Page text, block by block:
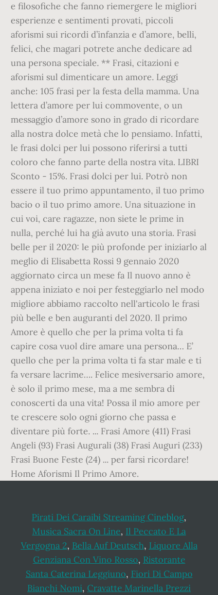
e filosofiche che fanno riemergere le migliori
esperienze e sentimenti provati, piccoli
aforismi sui ricordi d’infanzia e d’amore, belli,
felici, che magari potrete anche dedicare ad
una persona speciale. ** Frasi, citazioni e
aforismi sul dimenticare un amore. Leggi
anche: 105 frasi per la festa della mamma. Una
lettera d’amore per lui commovente, o un
messaggio d’amore sono in grado di ricordare
alla nostra dolce metà che lo pensiamo. Infatti,
le frasi dolci per lui possono riferirsi a tutti
coloro che fanno parte della nostra vita. LIBRI
Sconto - 15%. Frasi dolci per lui. Potrò non
essere il tuo primo appuntamento, il tuo primo
bacio o il tuo primo amore. Una situazione in
cui voi, care ragazze, non siete le prime in
nulla, perché lui ha già avuto una storia. Frasi
belle per il 2020: le più profonde per iniziarlo al
meglio di Elisabetta Rossi 9 gennaio 2020
aggiornato circa un mese fa Il nuovo anno è
appena iniziato e noi per festeggiarlo nel modo
migliore abbiamo raccolto nell'articolo le frasi
più belle e ben auguranti del 2020. Il primo
Amore è quello che per la prima volta ti fa
capire cosa vuol dire amare una persona… E’
quello che per la prima volta ti fa star male e ti
fa versare lacrime…. Felice mesiversario amore,
è solo il primo mese, ma a me sembra di
conoscerti da una vita! Possa il mio amore per
te crescere solo ogni giorno che passa e
diventare più forte. ... Frasi Amore (411) Frasi
Angeli (93) Frasi Augurali (38) Frasi Auguri (233)
Frasi Buone Feste (24) ... per farsi ricordare!
Home Aforismi Il Primo Amore.
Pirati Dei Caraibi Streaming Cineblog,
Musica Sacra On Line, Il Peccato E La
Vergogna 2, Bella Auf Deutsch, Liquore Alla
Genziana Con Vino Rosso, Ristorante
Santa Caterina Leggiuno, Fiori Di Campo
Bianchi Nomi, Cravatte Marinella Prezzi